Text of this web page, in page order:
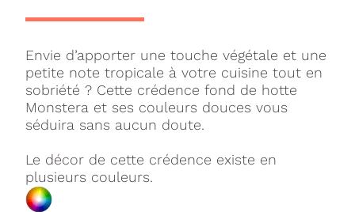
Envie d’apporter une touche végétale et une
petite note tropicale à votre cuisine tout en
sobriété ? Cette crédence fond de hotte
Monstera et ses couleurs douces vous
séduira sans aucun doute.
Le décor de cette crédence existe en
plusieurs couleurs.